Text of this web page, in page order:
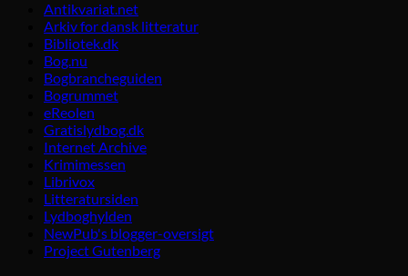
Antikvariat.net
Arkiv for dansk litteratur
Bibliotek.dk
Bog.nu
Bogbrancheguiden
Bogrummet
eReolen
Gratislydbog.dk
Internet Archive
Krimimessen
Librivox
Litteratursiden
Lydboghylden
NewPub's blogger-oversigt
Project Gutenberg